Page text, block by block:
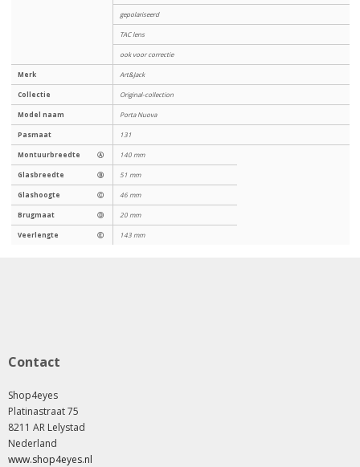
gepolariseerd
TAC lens
ook voor correctie
Merk Art&Jack
Collectie Original-collection
Model naam Porta Nuova
Pasmaat 131
Montuurbreedte Ⓐ 140 mm
Glasbreedte Ⓑ 51 mm
Glashoogte Ⓒ 46 mm
Brugmaat Ⓓ 20 mm
Veerlengte Ⓔ 143 mm
Contact
Shop4eyes
Platinastraat 75
8211 AR Lelystad
Nederland
www.shop4eyes.nl